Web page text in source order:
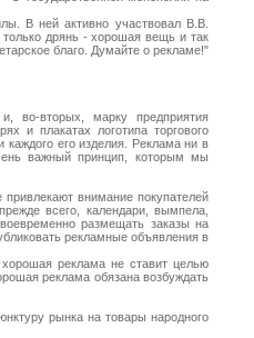
В ней активно участвовал В.В.
дрянь - хорошая вещь и так
благо. Думайте о рекламе!"
во-вторых, марку предприятия
и плакатах логотипа торгового
его изделия. Реклама ни в
важный принцип, которым мы
внимание покупателей
всего, календари, вымпела,
размещать заказы на
рекламные объявления в
реклама не ставит целью
реклама обязана возбуждать
рынка на товары народного